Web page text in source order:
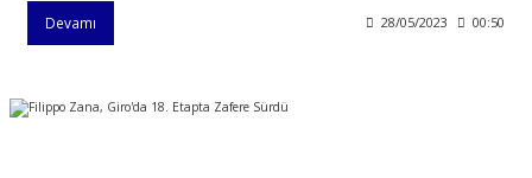
Devamı 28/05/2023 00:50